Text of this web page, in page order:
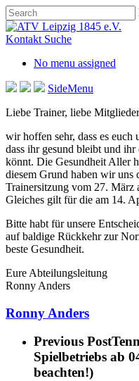
Skip
to
main
Close
Search
Kontakt Suche
No menu assigned
SideMenu
Liebe Trainer, liebe
wir hoffen sehr, dass es euch
dass ihr gesund bleibt und ihr
könnt. Die Gesundheit Aller
diesem Grund haben wir uns
Trainersitzung vom 27. März
Gleiches gilt für die am 14.
Bitte habt für unsere
auf baldige Rückkehr zur
beste Gesundheit.
Eure Abteilungsleitung
Ronny Anders
Ronny Anders
Previous Post
Spielbetriebs ab
beachten!)